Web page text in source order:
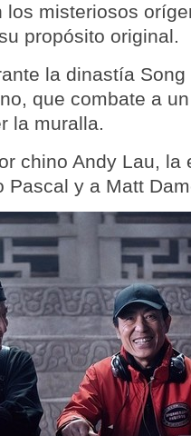
los misteriosos
propósito original.
la dinastía
que combate a
la muralla.
chino Andy Lau, la
Pascal y a Matt